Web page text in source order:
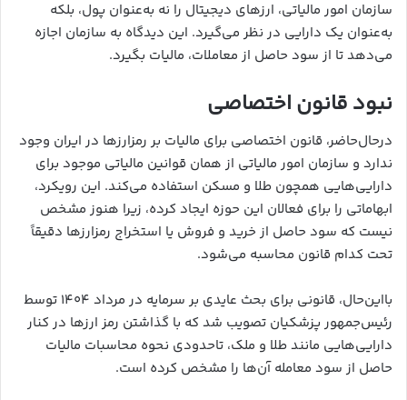
سازمان امور مالیاتی، ارزهای دیجیتال را نه به‌عنوان پول، بلکه
به‌عنوان یک دارایی در نظر می‌گیرد. این دیدگاه به سازمان اجازه
می‌دهد تا از سود حاصل از معاملات، مالیات بگیرد.
نبود قانون اختصاصی
درحال‌حاضر، قانون اختصاصی برای مالیات بر رمزارزها در ایران وجود
ندارد و سازمان امور مالیاتی از همان قوانین مالیاتی موجود برای
دارایی‌هایی همچون طلا و مسکن استفاده می‌کند. این رویکرد،
ابهاماتی را برای فعالان این حوزه ایجاد کرده، زیرا هنوز مشخص
نیست که سود حاصل از خرید و فروش یا استخراج رمزارزها دقیقاً
تحت کدام قانون محاسبه می‌شود.
بااین‌حال، قانونی برای بحث عایدی بر سرمایه در مرداد ۱۴۰۴ توسط
رئیس‌جمهور پزشکیان تصویب شد که با گذاشتن رمز ارزها در کنار
دارایی‌هایی مانند طلا و ملک، تاحدودی نحوه محاسبات مالیات
حاصل از سود معامله آن‌ها را مشخص کرده است.